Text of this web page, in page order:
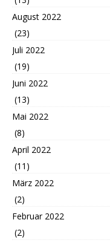
August 2022
(23)
Juli 2022
(19)
Juni 2022
(13)
Mai 2022
(8)
April 2022
(11)
März 2022
(2)
Februar 2022
(2)